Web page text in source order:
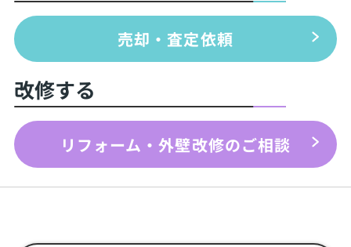
売却・査定依頼
改修する
リフォーム・外壁改修のご相談